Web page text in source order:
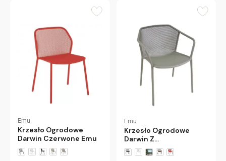
Emu
Krzesło Ogrodowe
Darwin Czerwone Emu
Emu
Krzesło Ogrodowe
Darwin Z
Podłokietnikami Szare
Emu